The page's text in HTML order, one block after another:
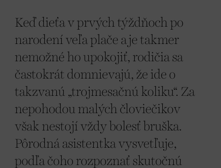
Keď dieťa v prvých týždňoch po
narodení veľa plače a je takmer
nemožné ho upokojiť, rodičia sa
častokrát domnievajú, že ide o
takzvanú „trojmesačnú koliku“. Za
nepohodou malých človiečikov
však nestojí vždy bolesť bruška.
Pôrodná asistentka vysvetľuje,
podľa čoho rozpoznať skutočnú